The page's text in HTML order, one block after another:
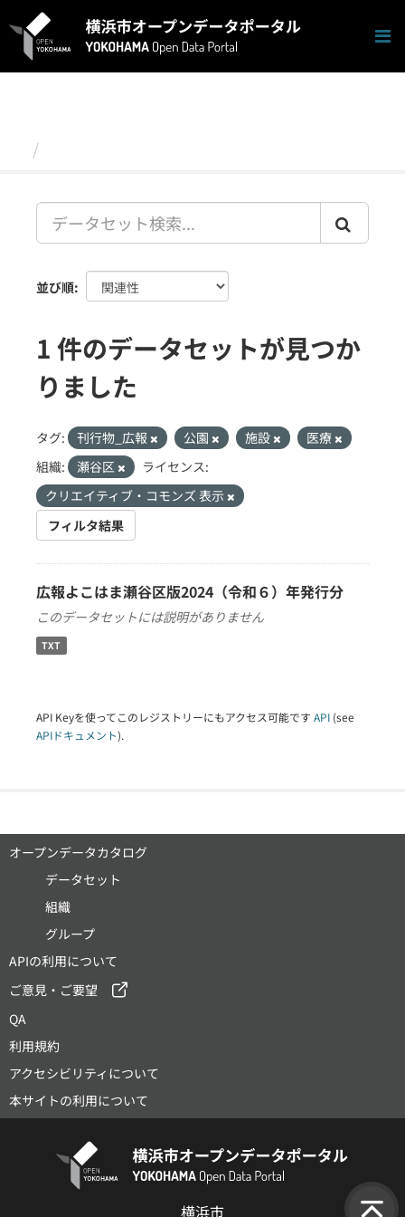
キ
並び順
1 件のデータセットが見つか
りました
タグ: 刊行物_広報 公園 施設
医療
組織:
瀬谷区
ライセンス:
クリエイティブ・コモンズ 表示
フィルタ結果
広報よこはま瀬谷区版2024（令和６）年発行分
このデータセットには説明がありません
TXT
API Keyを使ってこのレジストリーにもアクセス可能です API (see
APIドキュメント).
オープンデータカタログ
データセット
組織
グループ
APIの利用について
ご意見・ご要望
QA
利用規約
アクセシビリティについて
本サイトの利用について
横浜市